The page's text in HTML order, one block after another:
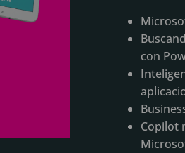
con
Copilot